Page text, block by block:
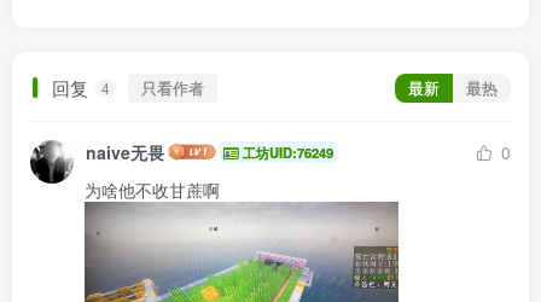
回复 4 只看作者 最新 最热
naive无畏 工坊UID:76249
0
为啥他不收甘蔗啊